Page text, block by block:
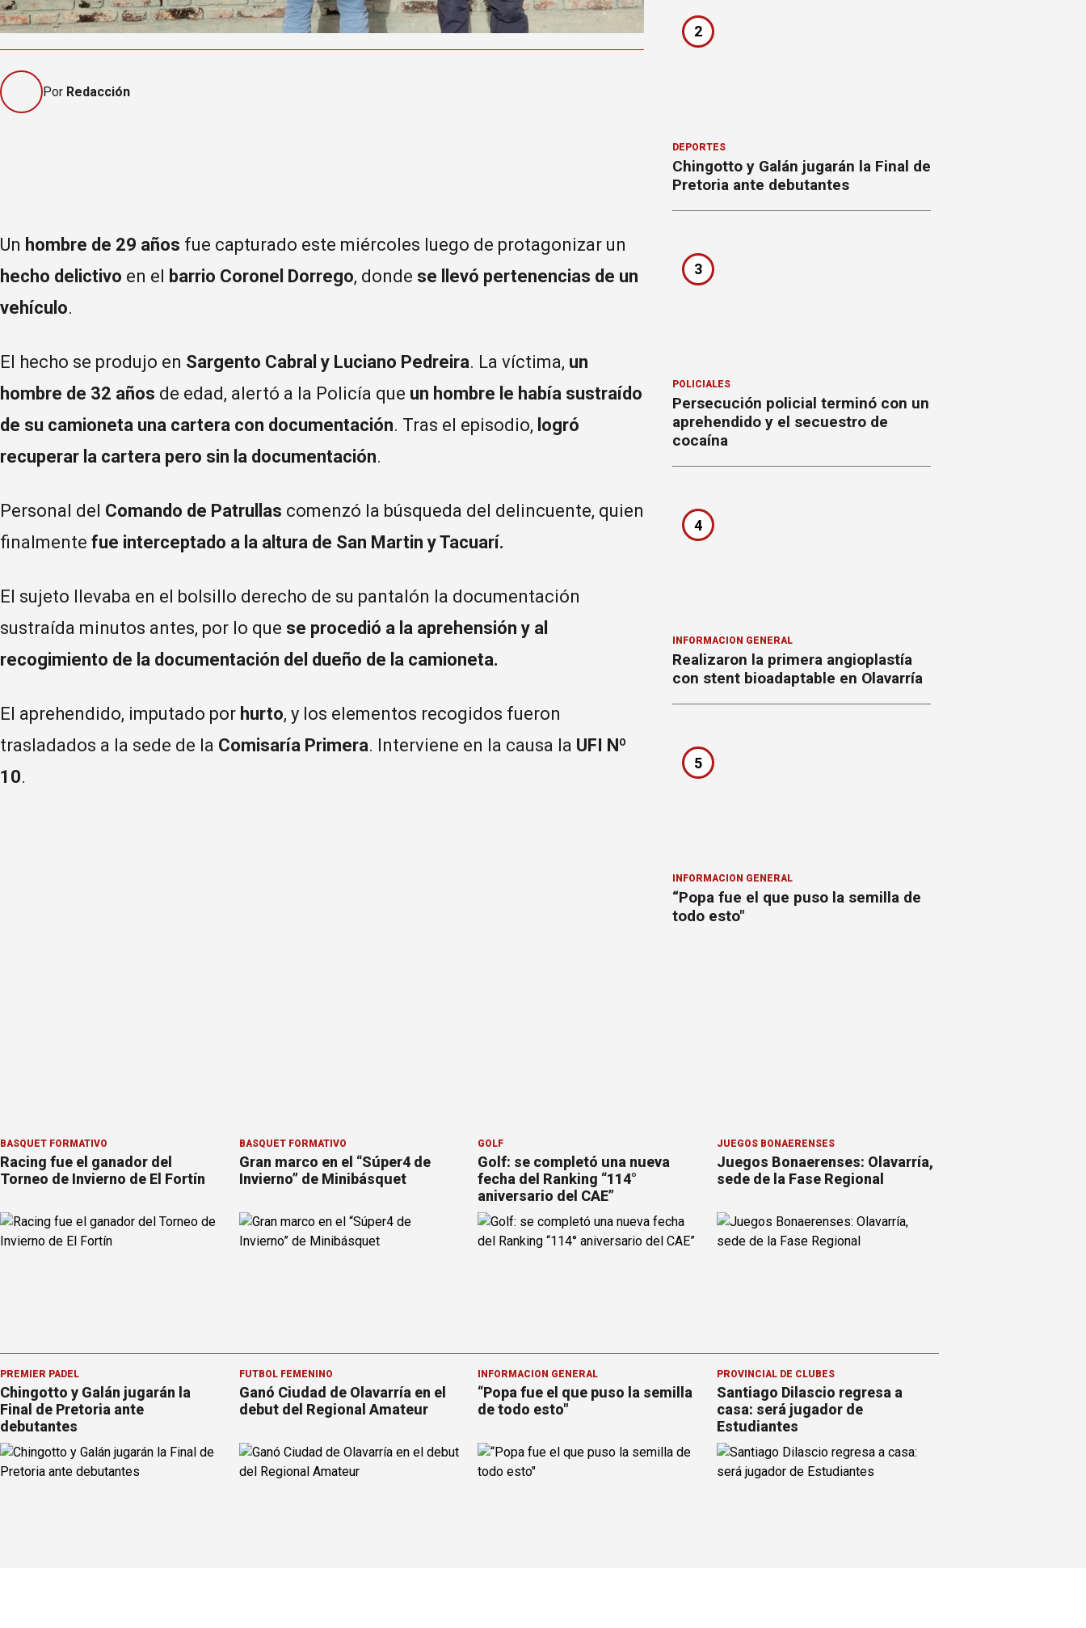
Por Redacción
Un hombre de 29 años fue capturado este miércoles luego de protagonizar un
hecho delictivo en el barrio Coronel Dorrego, donde se llevó pertenencias de un
vehículo.
El hecho se produjo en Sargento Cabral y Luciano Pedreira. La víctima, un
hombre de 32 años de edad, alertó a la Policía que un hombre le había sustraído
de su camioneta una cartera con documentación. Tras el episodio, logró
recuperar la cartera pero sin la documentación.
Personal del Comando de Patrullas comenzó la búsqueda del delincuente, quien
finalmente fue interceptado a la altura de San Martin y Tacuarí.
El sujeto llevaba en el bolsillo derecho de su pantalón la documentación
sustraída minutos antes, por lo que se procedió a la aprehensión y al
recogimiento de la documentación del dueño de la camioneta.
El aprehendido, imputado por hurto, y los elementos recogidos fueron
trasladados a la sede de la Comisaría Primera. Interviene en la causa la UFI Nº
10.
2
DEPORTES
Chingotto y Galán jugarán la Final de
Pretoria ante debutantes
3
POLICIALES
Persecución policial terminó con un
aprehendido y el secuestro de
cocaína
4
INFORMACION GENERAL
Realizaron la primera angioplastía
con stent bioadaptable en Olavarría
5
INFORMACION GENERAL
“Popa fue el que puso la semilla de
todo esto"
BÁSQUET FORMATIVO
Racing fue el ganador del
Torneo de Invierno de El Fortín
BÁSQUET FORMATIVO
Gran marco en el “Súper4 de
Invierno” de Minibásquet
GOLF
Golf: se completó una nueva
fecha del Ranking “114°
aniversario del CAE”
JUEGOS BONAERENSES
Juegos Bonaerenses: Olavarría,
sede de la Fase Regional
PREMIER PÁDEL
Chingotto y Galán jugarán la
Final de Pretoria ante
debutantes
FÚTBOL FEMENINO
Ganó Ciudad de Olavarría en el
debut del Regional Amateur
INFORMACION GENERAL
“Popa fue el que puso la semilla
de todo esto"
PROVINCIAL DE CLUBES
Santiago Dilascio regresa a
casa: será jugador de
Estudiantes